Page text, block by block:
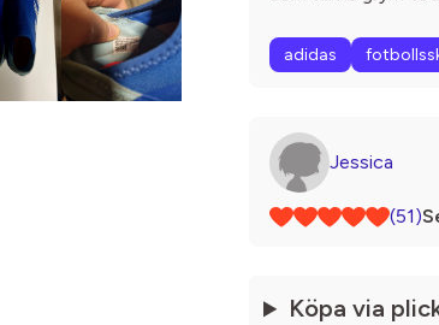
adidas
Jessica
(51)
Köpa via